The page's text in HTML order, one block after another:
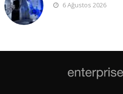
6 Ağustos 2026